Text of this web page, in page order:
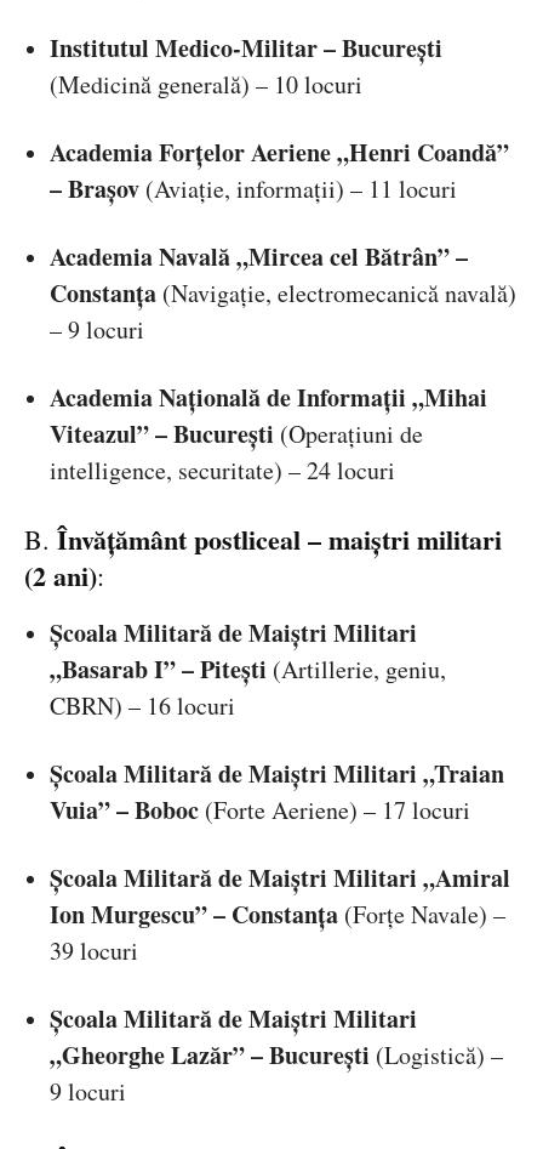
Institutul Medico-Militar – București
(Medicină generală) – 10 locuri
Academia Forțelor Aeriene „Henri Coandă”
– Brașov (Aviație, informații) – 11 locuri
Academia Navală „Mircea cel Bătrân” –
Constanța (Navigație, electromecanică navală)
– 9 locuri
Academia Națională de Informații „Mihai
Viteazul” – București (Operațiuni de
intelligence, securitate) – 24 locuri
B. Învățământ postliceal – maiștri militari
(2 ani):
Școala Militară de Maiștri Militari
„Basarab I” – Pitești (Artillerie, geniu,
CBRN) – 16 locuri
Școala Militară de Maiștri Militari „Traian
Vuia” – Boboc (Forte Aeriene) – 17 locuri
Școala Militară de Maiștri Militari „Amiral
Ion Murgescu” – Constanța (Forțe Navale) –
39 locuri
Școala Militară de Maiștri Militari
„Gheorghe Lazăr” – București (Logistică) –
9 locuri